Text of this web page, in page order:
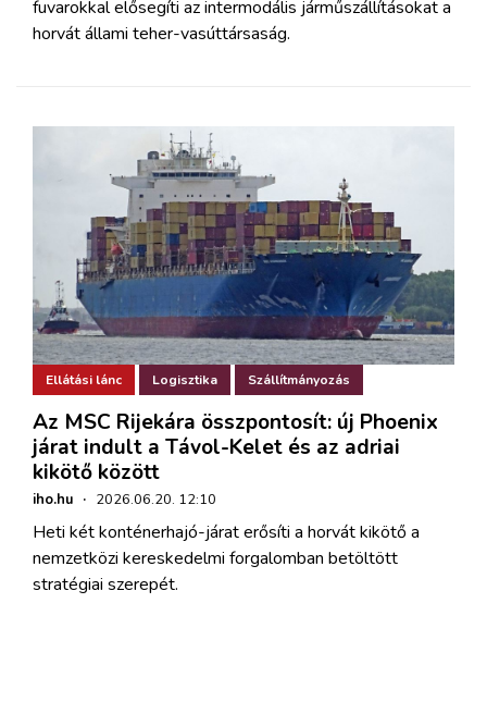
fuvarokkal elősegíti az intermodális járműszállításokat a
horvát állami teher-vasúttársaság.
Ellátási lánc Logisztika Szállítmányozás
Az MSC Rijekára összpontosít: új Phoenix
járat indult a Távol-Kelet és az adriai
kikötő között
iho.hu · 2026.06.20. 12:10
Heti két konténerhajó-járat erősíti a horvát kikötő a
nemzetközi kereskedelmi forgalomban betöltött
stratégiai szerepét.